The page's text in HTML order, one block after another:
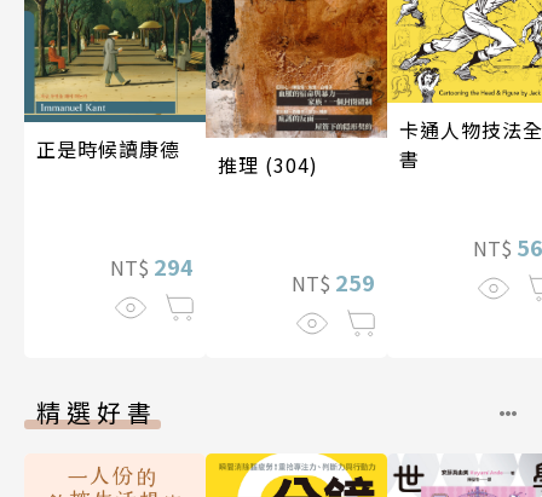
正是時候讀康德
NT$ 294
推理 (304)
NT$ 259
卡通人物技法全
書
NT$
精選好書